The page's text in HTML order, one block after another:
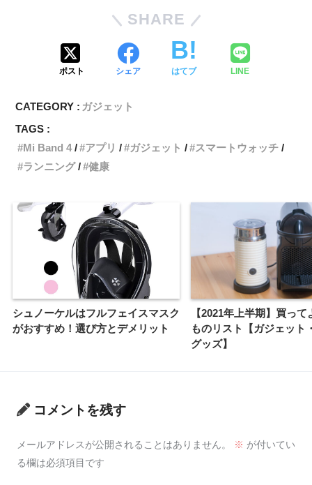
SHARE
ポスト シェア はてブ LINE
CATEGORY : ガジェット
TAGS :
Mi Band 4
アプリ ガジェット
スマートウォッチ
ランニング
健康
シュノーケルはフルフェイスマスク
がおすすめ！選び方とデメリット
【2021年上半期】買って
ものリスト【ガジェット
グッズ】
コメントを残す
メールアドレスが公開されることはありません。 ※ が付いてい
る欄は必須項目です